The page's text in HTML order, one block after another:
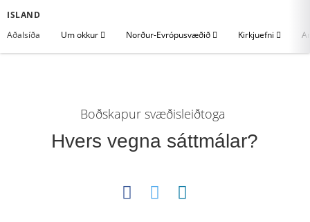
ISLAND
Aðalsíða
Um okkur Norður-Evrópusvæðið Kirkjuefni
Boðskapur svæðisleiðtoga
Hvers vegna sáttmálar?